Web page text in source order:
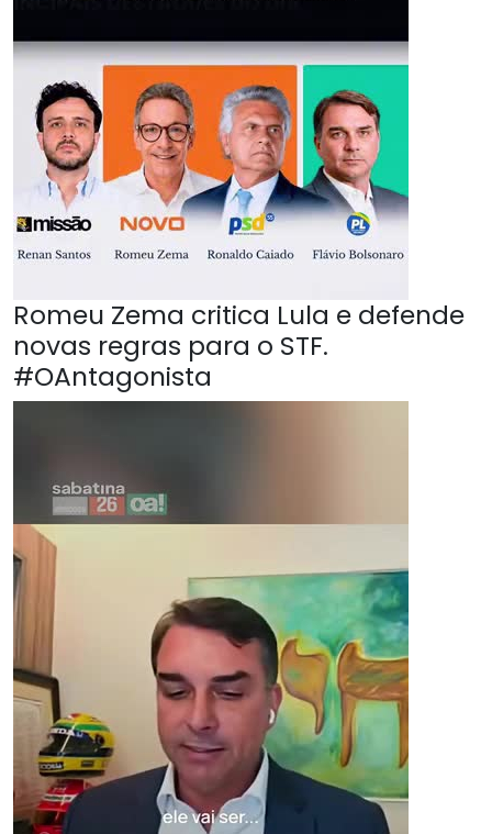
Romeu Zema critica Lula e defende
novas regras para o STF.
#OAntagonista